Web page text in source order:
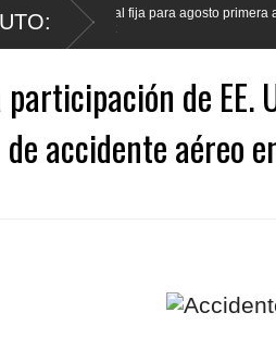
agosto primera audiencia de fondo por
de EE.
accidente aéreo